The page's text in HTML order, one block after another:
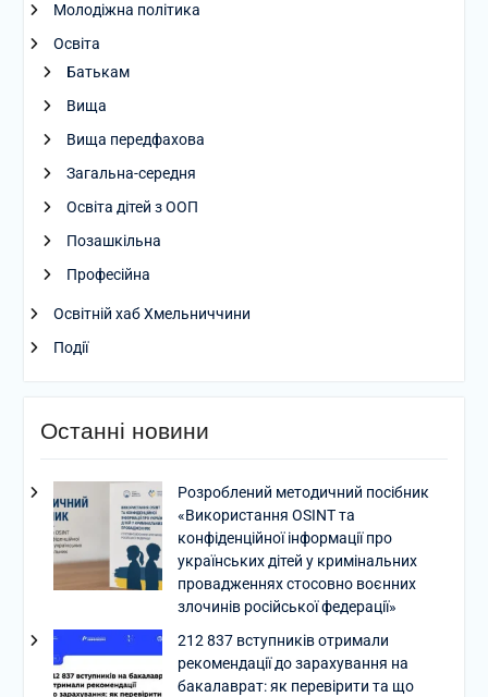
Молодіжна політика
Освіта
Батькам
Вища
Вища передфахова
Загальна-середня
Освіта дітей з ООП
Позашкільна
Професійна
Освітній хаб Хмельниччини
Події
Останні новини
Розроблений методичний посібник
«Використання OSINT та
конфіденційної інформації про
українських дітей у кримінальних
провадженнях стосовно воєнних
злочинів російської федерації»
212 837 вступників отримали
рекомендації до зарахування на
бакалаврат: як перевірити та що